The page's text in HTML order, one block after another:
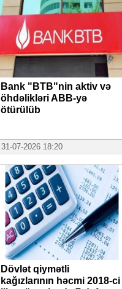
Bank "BTB"nin aktiv və
öhdəlikləri ABB-yə
ötürülüb
31-07-2026 18:20
Dövlət qiymətli
kağızlarının həcmi 2018-ci